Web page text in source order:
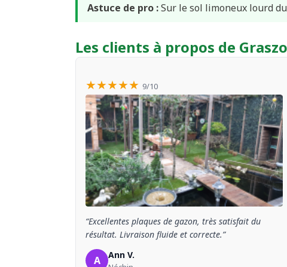
Astuce de pro :Sur le sol limoneux lourd
Les clients à propos de
★★★★★ 9/10
“Excellentes plaques de gazon, très satisfait du
résultat. Livraison fluide et correcte.”
A Ann V.